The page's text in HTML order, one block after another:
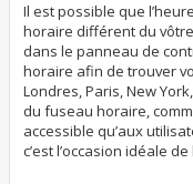
Il est possible que
horaire différent du
dans le panneau de
horaire afin de trouver
Londres, Paris, New
du fuseau horaire,
accessible qu’aux
c’est l’occasion idéale